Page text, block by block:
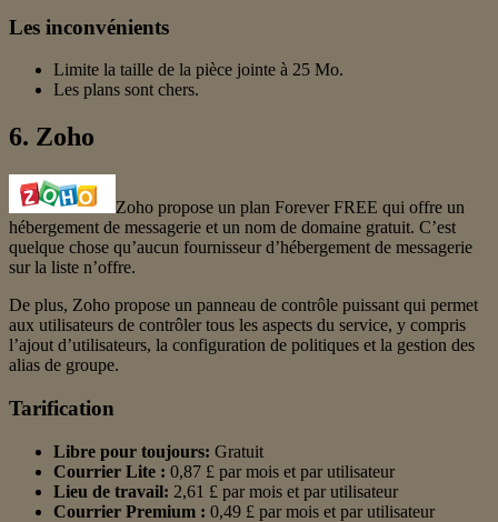
Les inconvénients
Limite la taille de la pièce jointe à 25 Mo.
Les plans sont chers.
6. Zoho
Zoho propose un plan Forever FREE qui offre un
hébergement de messagerie et un nom de domaine gratuit. C’est
quelque chose qu’aucun fournisseur d’hébergement de messagerie
sur la liste n’offre.
De plus, Zoho propose un panneau de contrôle puissant qui permet
aux utilisateurs de contrôler tous les aspects du service, y compris
l’ajout d’utilisateurs, la configuration de politiques et la gestion des
alias de groupe.
Tarification
Libre pour toujours: Gratuit
Courrier Lite : 0,87 £ par mois et par utilisateur
Lieu de travail: 2,61 £ par mois et par utilisateur
Courrier Premium : 0,49 £ par mois et par utilisateur